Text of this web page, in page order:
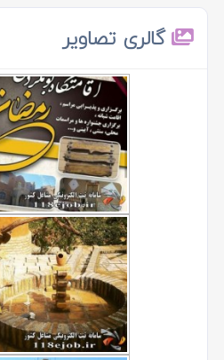
گالری تصاویر